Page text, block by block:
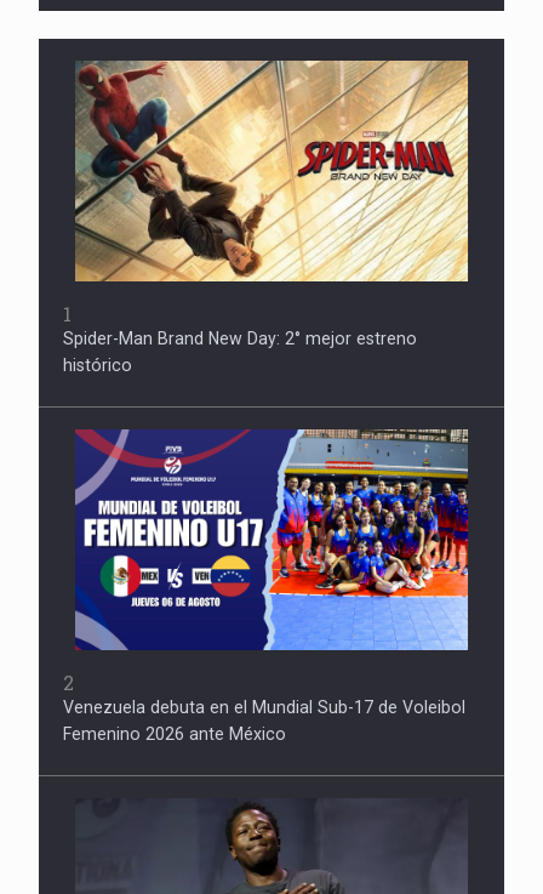
1
Spider-Man Brand New Day: 2° mejor estreno
histórico
2
Venezuela debuta en el Mundial Sub-17 de Voleibol
Femenino 2026 ante México